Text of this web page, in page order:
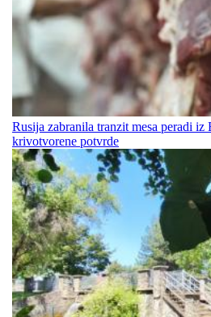
Rusija zabranila tranzit mesa peradi iz
krivotvorene potvrde